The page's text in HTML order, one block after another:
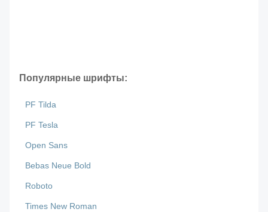
Популярные шрифты:
PF Tilda
PF Tesla
Open Sans
Bebas Neue Bold
Roboto
Times New Roman